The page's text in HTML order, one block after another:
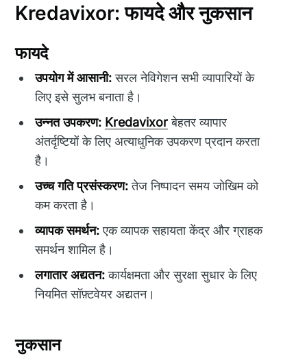
Kredavixor: फायदे और नुकसान
फायदे
उपयोग में आसानी:सरल नेविगेशन सभी व्यापारियों के
लिए इसे सुलभ बनाता है।
उन्नत उपकरण: Kredavixorबेहतर व्यापार
अंतर्दृष्टियों के लिए अत्याधुनिक उपकरण प्रदान करता
है।
उच्च गति प्रसंस्करण:तेज निष्पादन समय जोखिम को
कम करता है।
व्यापक समर्थन:एक व्यापक सहायता केंद्र और ग्राहक
समर्थन शामिल है।
लगातार अद्यतन:कार्यक्षमता और सुरक्षा सुधार के लिए
नियमित सॉफ़्टवेयर अद्यतन।
नुकसान